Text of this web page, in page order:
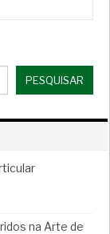
PESQUISAR
na Arte de